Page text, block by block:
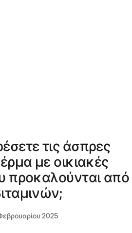
τις άσπρες
με οικιακές
προκαλούνται από
2025